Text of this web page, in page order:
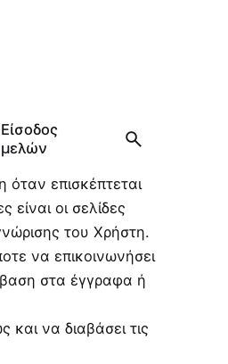
Είσοδος
μελών
επισκέπτεται
οι σελίδες
του Χρήστη.
να επικοινωνήσει
στα έγγραφα ή
να διαβάσει τις